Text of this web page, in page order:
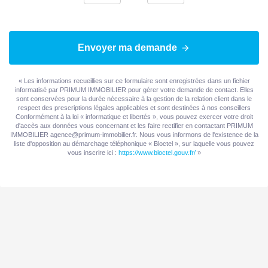
Panneau Solaire Non
Gardien Non
MANDAT
Envoyer ma demande
« Les informations recueillies sur ce formulaire sont enregistrées dans un fichier
informatisé par PRIMUM IMMOBILIER pour gérer votre demande de contact. Elles
sont conservées pour la durée nécessaire à la gestion de la relation client dans le
respect des prescriptions légales applicables et sont destinées à nos conseillers
Conformément à la loi « informatique et libertés », vous pouvez exercer votre droit
d'accès aux données vous concernant et les faire rectifier en contactant PRIMUM
IMMOBILIER agence@primum-immobilier.fr. Nous vous informons de l'existence de la
liste d'opposition au démarchage téléphonique « Bloctel », sur laquelle vous pouvez
vous inscrire ici : https://www.bloctel.gouv.fr/»